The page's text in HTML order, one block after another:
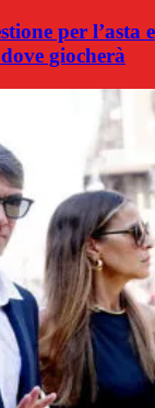
per l’asta e
giocherà